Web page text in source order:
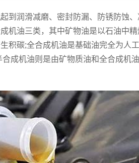
润滑减磨、密封防漏、防锈防蚀、
机油三类，其中矿物油是以石油中
积碳;全合成机油是基础油完全为人
成机油则是由矿物质油和全合成机